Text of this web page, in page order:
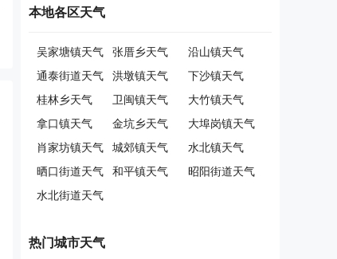
本地各区天气
吴家塘镇天气 张厝乡天气
沿山镇天气
通泰街道天气
洪墩镇天气
下沙镇天气
桂林乡天气
卫闽镇天气
大竹镇天气
拿口镇天气
金坑乡天气
大埠岗镇天气
肖家坊镇天气
城郊镇天气
水北镇天气
晒口街道天气
和平镇天气
昭阳街道天气
水北街道天气
热门城市天气